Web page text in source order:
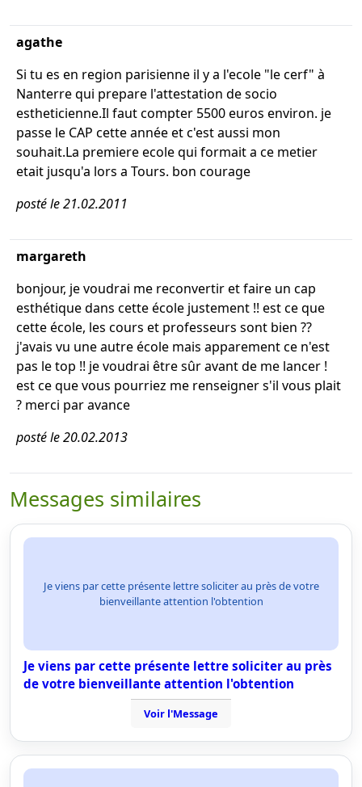
agathe
Si tu es en region parisienne il y a l'ecole "le cerf" à
Nanterre qui prepare l'attestation de socio
estheticienne.Il faut compter 5500 euros environ. je
passe le CAP cette année et c'est aussi mon
souhait.La premiere ecole qui formait a ce metier
etait jusqu'a lors a Tours. bon courage
posté le 21.02.2011
margareth
bonjour, je voudrai me reconvertir et faire un cap
esthétique dans cette école justement !! est ce que
cette école, les cours et professeurs sont bien ??
j'avais vu une autre école mais apparement ce n'est
pas le top !! je voudrai être sûr avant de me lancer !
est ce que vous pourriez me renseigner s'il vous plait
? merci par avance
posté le 20.02.2013
Messages similaires
Je viens par cette présente lettre soliciter au près de votre
bienveillante attention l'obtention
Je viens par cette présente lettre soliciter au près
de votre bienveillante attention l'obtention
Voir l'Message